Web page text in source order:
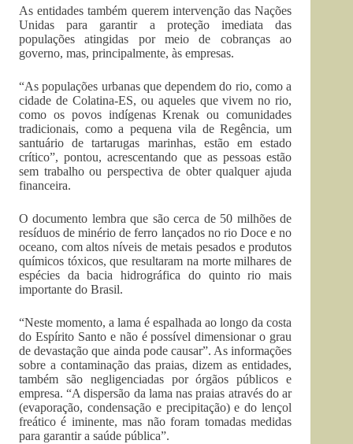
As entidades também querem intervenção das Nações
Unidas para garantir a proteção imediata das
populações atingidas por meio de cobranças ao
governo, mas, principalmente, às empresas.
“As populações urbanas que dependem do rio, como a
cidade de Colatina-ES, ou aqueles que vivem no rio,
como os povos indígenas Krenak ou comunidades
tradicionais, como a pequena vila de Regência, um
santuário de tartarugas marinhas, estão em estado
crítico”, pontou, acrescentando que as pessoas estão
sem trabalho ou perspectiva de obter qualquer ajuda
financeira.
O documento lembra que são cerca de 50 milhões de
resíduos de minério de ferro lançados no rio Doce e no
oceano, com altos níveis de metais pesados e produtos
químicos tóxicos, que resultaram na morte milhares de
espécies da bacia hidrográfica do quinto rio mais
importante do Brasil.
“Neste momento, a lama é espalhada ao longo da costa
do Espírito Santo e não é possível dimensionar o grau
de devastação que ainda pode causar”. As informações
sobre a contaminação das praias, dizem as entidades,
também são negligenciadas por órgãos públicos e
empresa. “A dispersão da lama nas praias através do ar
(evaporação, condensação e precipitação) e do lençol
freático é iminente, mas não foram tomadas medidas
para garantir a saúde pública”.